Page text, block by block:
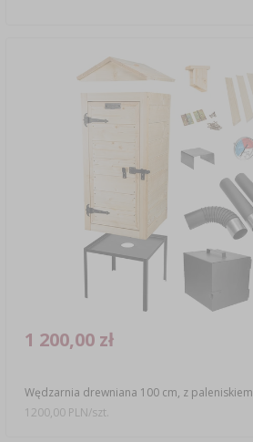
Wędzarnia drewniana 100 cm, z paleniskiem
1 200,00 zł
1200,00 PLN/szt.